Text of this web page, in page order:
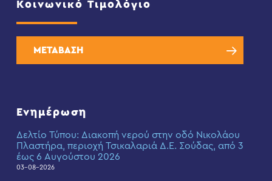
Κοινωνικό Τιμολόγιο
ΜΕΤΑΒΑΣΗ
Ενημέρωση
Δελτίο Τύπου: Διακοπή νερού στην οδό Νικολάου
Πλαστήρα, περιοχή Τσικαλαριά Δ.Ε. Σούδας, από 3
έως 6 Αυγούστου 2026
03-08-2026